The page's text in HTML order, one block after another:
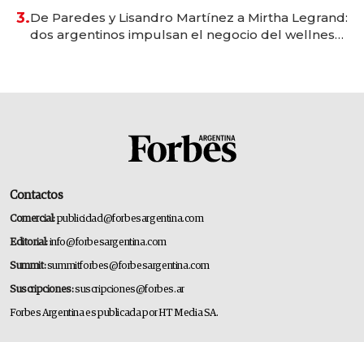
3.De Paredes y Lisandro Martínez a Mirtha Legrand:
dos argentinos impulsan el negocio del wellness
Contactos
Comercial:publicidad@forbesargentina.com
Editorial:info@forbesargentina.com
Summit:summitforbes@forbesargentina.com
Suscripciones:suscripciones@forbes.ar
Forbes Argentina es publicada por HT Media SA.